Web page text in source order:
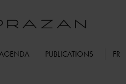
PUBLICATIONS FR